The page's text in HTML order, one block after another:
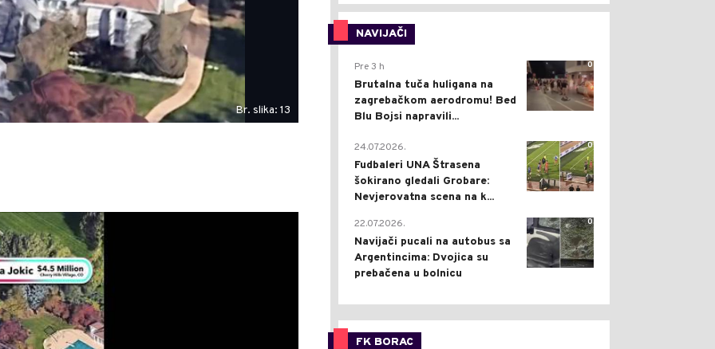
Br. slika: 13
NAVIJAČI
0
Pre 3 h
Brutalna tuča huligana na
zagrebačkom aerodromu! Bed
Blu Bojsi napravili...
0
24.07.2026.
Fudbaleri UNA Štrasena
šokirano gledali Grobare:
Nevjerovatna scena na k...
0
22.07.2026.
Navijači pucali na autobus sa
Argentincima: Dvojica su
prebačena u bolnicu
FK BORAC